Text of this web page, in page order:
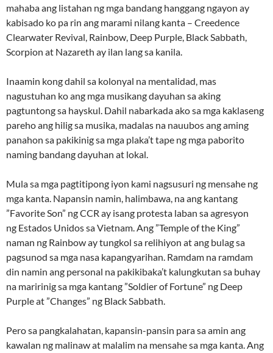
mahaba ang listahan ng mga bandang hanggang ngayon ay
kabisado ko pa rin ang marami nilang kanta – Creedence
Clearwater Revival, Rainbow, Deep Purple, Black Sabbath,
Scorpion at Nazareth ay ilan lang sa kanila.
Inaamin kong dahil sa kolonyal na mentalidad, mas
nagustuhan ko ang mga musikang dayuhan sa aking
pagtuntong sa hayskul. Dahil nabarkada ako sa mga kaklaseng
pareho ang hilig sa musika, madalas na nauubos ang aming
panahon sa pakikinig sa mga plaka’t tape ng mga paborito
naming bandang dayuhan at lokal.
Mula sa mga pagtitipong iyon kami nagsusuri ng mensahe ng
mga kanta. Napansin namin, halimbawa, na ang kantang
”Favorite Son” ng CCR ay isang protesta laban sa agresyon
ng Estados Unidos sa Vietnam. Ang ”Temple of the King”
naman ng Rainbow ay tungkol sa relihiyon at ang bulag sa
pagsunod sa mga nasa kapangyarihan. Ramdam na ramdam
din namin ang personal na pakikibaka’t kalungkutan sa buhay
na maririnig sa mga kantang ”Soldier of Fortune” ng Deep
Purple at ”Changes” ng Black Sabbath.
Pero sa pangkalahatan, kapansin-pansin para sa amin ang
kawalan ng malinaw at malalim na mensahe sa mga kanta. Ang